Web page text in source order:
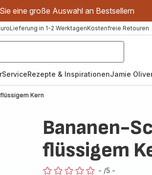
eine große Auswahl an Bestsellern
Lieferung in 1-2 WerktagenKostenfreie Retouren
ServiceRezepte & InspirationenJamie
Kern
Bananen-
flüssigem
- /5 -